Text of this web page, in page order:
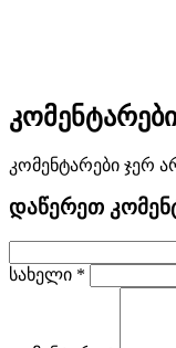
კომენტარები
კომენტარები ჯერ
დაწერეთ
სახელი *